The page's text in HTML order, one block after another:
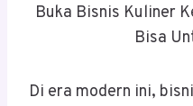
Buka Bisnis Kuliner
Bisa
Di era modern ini,